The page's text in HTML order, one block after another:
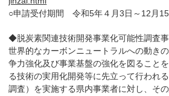
○申請受付期間 令和5年４月3日～12月
◆脱炭素関連技術開発事業化可能性調査
世界的なカーボンニュートラルへの動き
争力強化及び事業基盤の強化を図ること
る技術の実用化開発等に先立って行われ
調査）を実施する県内事業者に対し、そ